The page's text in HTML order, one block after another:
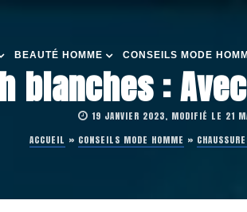
BEAUTÉ HOMME CONSEILS MODE
blanches :
19 JANVIER 2023, MODIFIÉ LE 21
ACCUEIL » CONSEILS MODE HOMME »